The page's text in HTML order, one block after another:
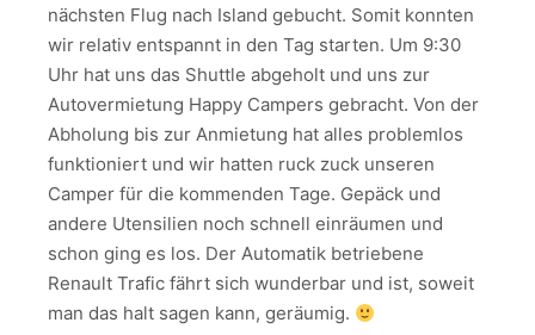
nächsten Flug nach Island gebucht. Somit konnten
wir relativ entspannt in den Tag starten. Um 9:30
Uhr hat uns das Shuttle abgeholt und uns zur
Autovermietung Happy Campers gebracht. Von der
Abholung bis zur Anmietung hat alles problemlos
funktioniert und wir hatten ruck zuck unseren
Camper für die kommenden Tage. Gepäck und
andere Utensilien noch schnell einräumen und
schon ging es los. Der Automatik betriebene
Renault Trafic fährt sich wunderbar und ist, soweit
man das halt sagen kann, geräumig.